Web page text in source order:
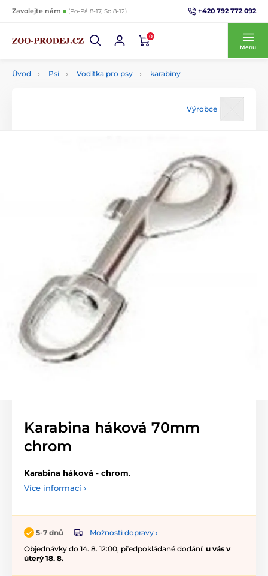
Zavolejte nám (Po-Pá 8-17, So 8-12) +420 792 772 092
0
Menu
Úvod Psi Vodítka pro psy karabiny
Výrobce
Karabina háková 70mm
chrom
Karabina háková - chrom.
Více informací ›
5-7 dnů
Možnosti dopravy ›
Objednávky do 14. 8. 12:00, předpokládané dodání: u vás v
úterý 18. 8.